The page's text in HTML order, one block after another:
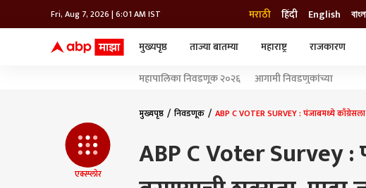
Fri, Aug 7, 2026 | 6:01 AM IST मराठी हिंदी English
मुख्यपृष्ठ ताज्या बातम्या महाराष्ट्र राजकारण
कोल्हापूर
नवी मुंबई
अमरावती
टेलिव्हिजन
महापालिका निवडणूक २०२६ आगामी निवडणुकांच्या
एक्स्प्लोर
मुख्यपृष्ठ निवडणूक ABP C VOTER SURVEY : पंजाबमध्ये
ABP C Voter Survey